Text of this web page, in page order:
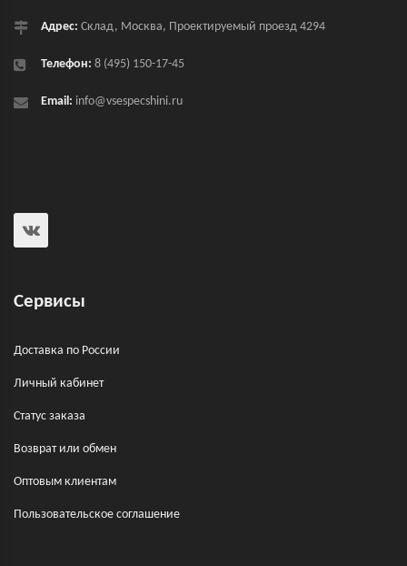
Адрес: Склад, Москва, Проектируемый проезд 4294
Телефон: 8 (495) 150-17-45
Email: info@vsespecshini.ru
Сервисы
Доставка по России
Личный кабинет
Статус заказа
Возврат или обмен
Оптовым клиентам
Пользовательское соглашение